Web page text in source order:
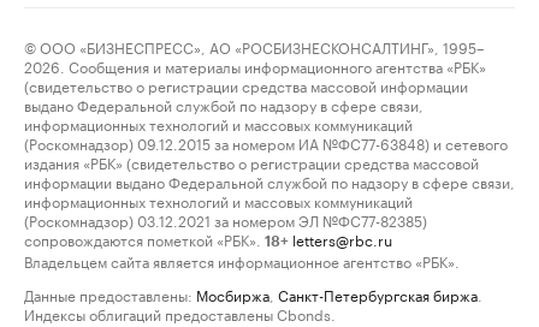
© ООО «БИЗНЕСПРЕСС», АО «РОСБИЗНЕСКОНСАЛТИНГ», 1995–
2026. Сообщения и материалы информационного агентства «РБК»
(свидетельство о регистрации средства массовой информации
выдано Федеральной службой по надзору в сфере связи,
информационных технологий и массовых коммуникаций
(Роскомнадзор) 09.12.2015 за номером ИА №ФС77-63848) и сетевого
издания «РБК» (свидетельство о регистрации средства массовой
информации выдано Федеральной службой по надзору в сфере связи,
информационных технологий и массовых коммуникаций
(Роскомнадзор) 03.12.2021 за номером ЭЛ №ФС77-82385)
сопровождаются пометкой «РБК».
18+ letters@rbc.ru
Владельцем сайта является информационное агентство «РБК».
Данные предоставлены: Мосбиржа Санкт-Петербургская биржа
Индексы облигаций предоставлены Cbonds.